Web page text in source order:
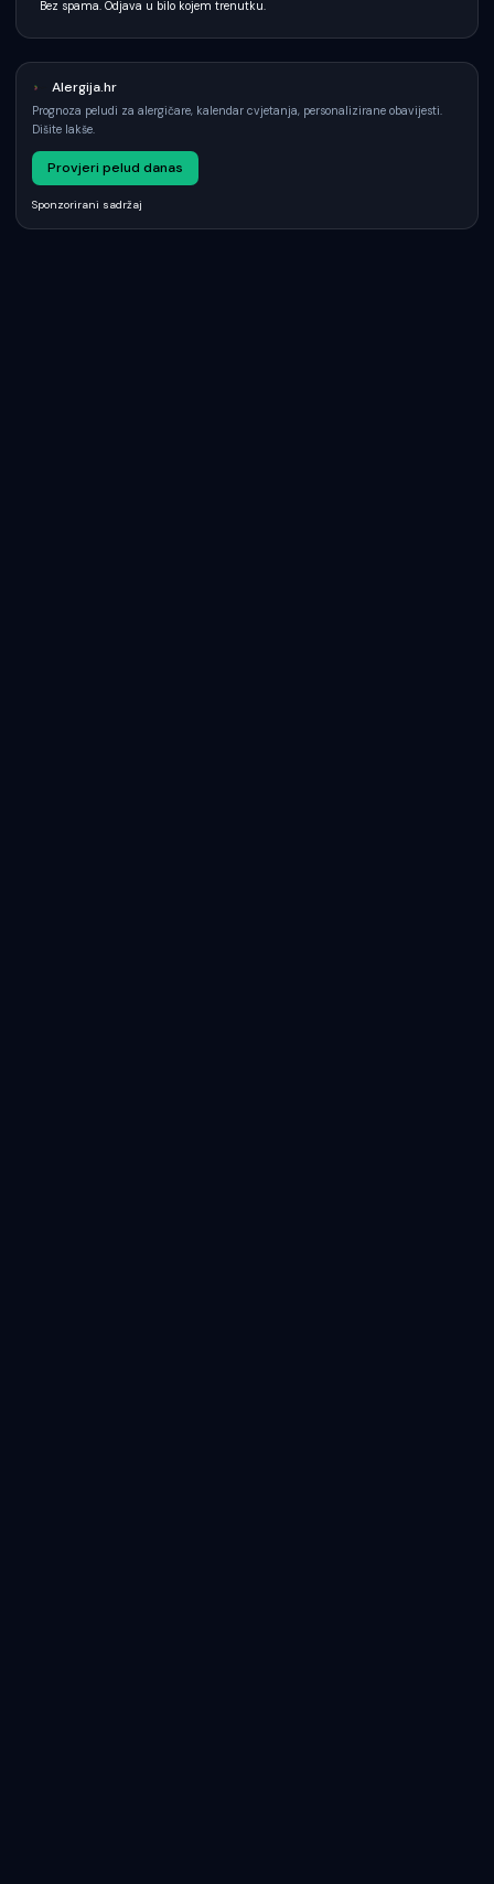
Bez spama. Odjava u bilo kojem trenutku.
Alergija.hr
Prognoza peludi za alergičare, kalendar cvjetanja, personalizirane obavijesti.
Dišite lakše.
Provjeri pelud danas
Sponzorirani sadržaj